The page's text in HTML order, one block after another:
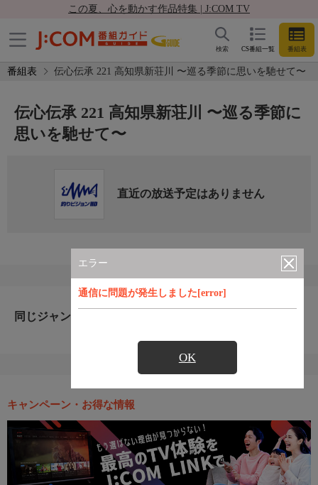
この夏、心を動かす作品特集 | J:COM TV
CS番組一覧 番組表
検索
番組表 伝心伝承 221 高知県新荘川 〜巡る季節に思いを馳せて〜
エラー
通信に問題が発生しました[error]
OK
伝心伝承 221 高知県新荘川 〜巡る季節に
思いを馳せて〜
直近の放送予定はありません
同じジャンルのおすすめ番組
キャンペーン・お得な情報